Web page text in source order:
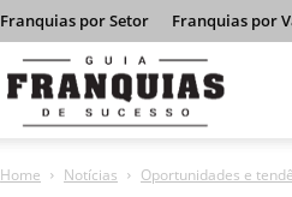
Franquias por Setor Franquias por
Home Notícias Oportunidades e